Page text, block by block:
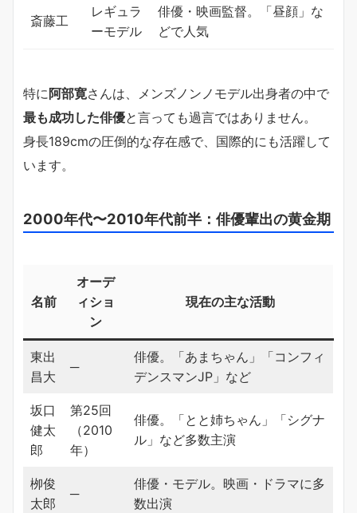
斎藤工
レギュラ
ーモデル
俳優・映画監督。「昼顔」な
どで人気
特に阿部寛さんは、メンズノンノモデル出身者の中で
最も成功した俳優と言っても過言ではありません。
身長189cmの圧倒的な存在感で、国際的にも活躍して
います。
2000年代〜2010年代前半：俳優輩出の黄金期
名前
オーデ
ィショ
ン
現在の主な活動
東出
昌大
─
俳優。「あまちゃん」「コンフィ
デンスマンJP」など
坂口
健太
郎
第25回
（2010
年）
俳優。「とと姉ちゃん」「シグナ
ル」など多数主演
栁俊
太郎
─
俳優・モデル。映画・ドラマに多
数出演